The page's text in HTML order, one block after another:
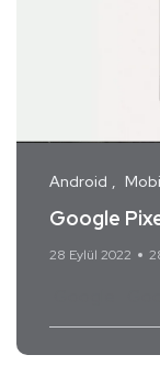
Android
Google
28 Eylül 2022